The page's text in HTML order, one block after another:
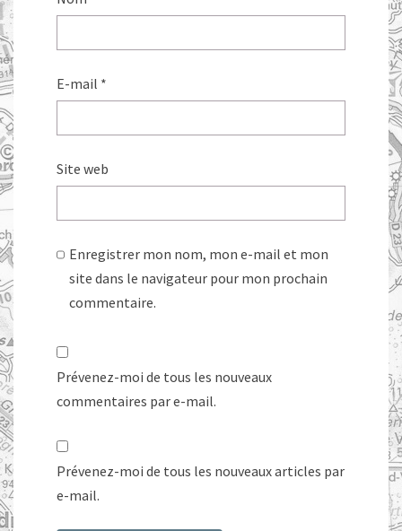
E-mail *
Site web
Enregistrer mon nom, mon e-mail et mon
site dans le navigateur pour mon prochain
commentaire.
Prévenez-moi de tous les nouveaux
commentaires par e-mail.
Prévenez-moi de tous les nouveaux articles par
e-mail.